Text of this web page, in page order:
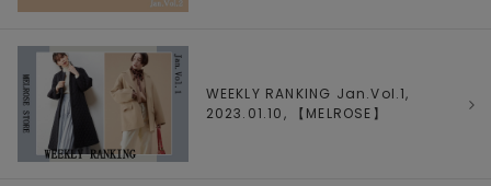
WEEKLY RANKING Jan.Vol.1,
2023.01.10, 【 MELROSE 】